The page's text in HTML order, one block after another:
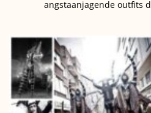
angstaanjagende outfits